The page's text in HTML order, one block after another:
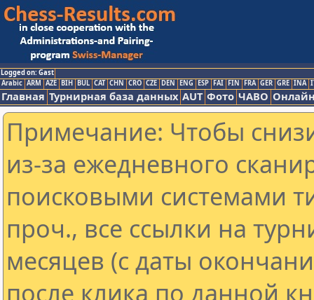
Logged on: Gast
Arabic ARM AZE BIH BUL CAT CHN CRO CZE DEN ENG ESP FAI FIN FRA GER GRE INA
Главная Турнирная база данных AUT Фото ЧАВО
Примечание: Чтобы
из-за ежедневного
поисковыми системами
проч., все ссылки на
месяцев (с даты
после клика по данной